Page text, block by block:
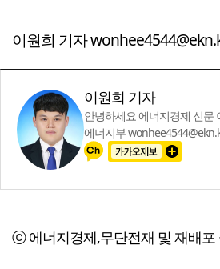
이원희 기자
이원희 기자
안녕하세요 에너지경제 신문
에너지부
ⓒ 에너지경제,무단전재 및 재배포